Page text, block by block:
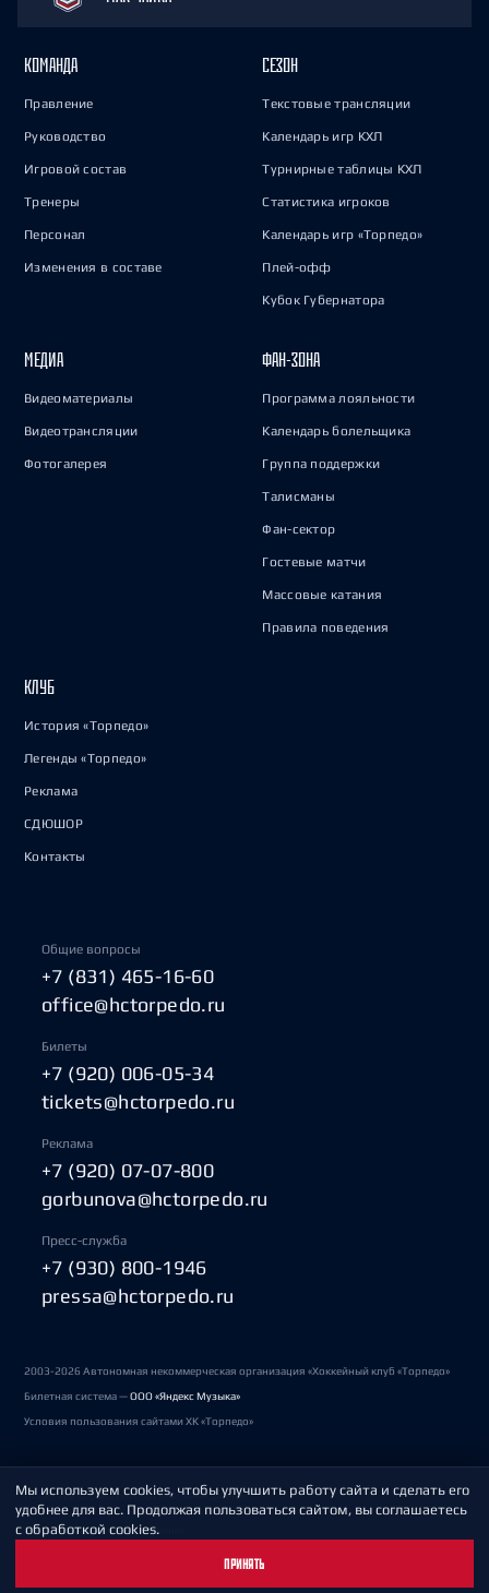
КОМАНДА
Правление
Руководство
Игровой состав
Тренеры
Персонал
Изменения в составе
СЕЗОН
Текстовые трансляции
Календарь игр КХЛ
Турнирные таблицы КХЛ
Статистика игроков
Календарь игр «Торпедо»
Плей-офф
Кубок Губернатора
МЕДИА
Видеоматериалы
Видеотрансляции
Фотогалерея
ФАН-ЗОНА
Программа лояльности
Календарь болельщика
Группа поддержки
Талисманы
Фан-сектор
Гостевые матчи
Массовые катания
Правила поведения
КЛУБ
История «Торпедо»
Легенды «Торпедо»
Реклама
СДЮШОР
Контакты
Общие вопросы
+7 (831) 465-16-60
office@hctorpedo.ru
Билеты
+7 (920) 006-05-34
tickets@hctorpedo.ru
Реклама
+7 (920) 07-07-800
gorbunova@hctorpedo.ru
Пресс-служба
+7 (930) 800-1946
pressa@hctorpedo.ru
2003-2026 Автономная некоммерческая организация «Хоккейный клуб «Торпедо»
Билетная система —ООО «Яндекс Музыка»
Условия пользования сайтами ХК «Торпедо»
Политика обработки персональных данных
Пользовательское соглашение
Мы используем cookies, чтобы улучшить работу сайта и сделать его
удобнее для вас. Продолжая пользоваться сайтом, вы соглашаетесь
с обработкой cookies.
ПРИНЯТЬ